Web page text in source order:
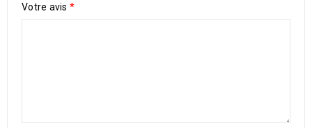
Votre avis *